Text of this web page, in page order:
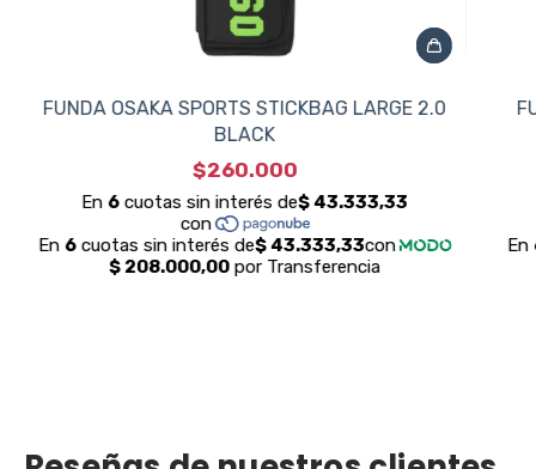
FUNDA OSAKA SPORTS STICKBAG LARGE 2.0
BLACK
$260.000